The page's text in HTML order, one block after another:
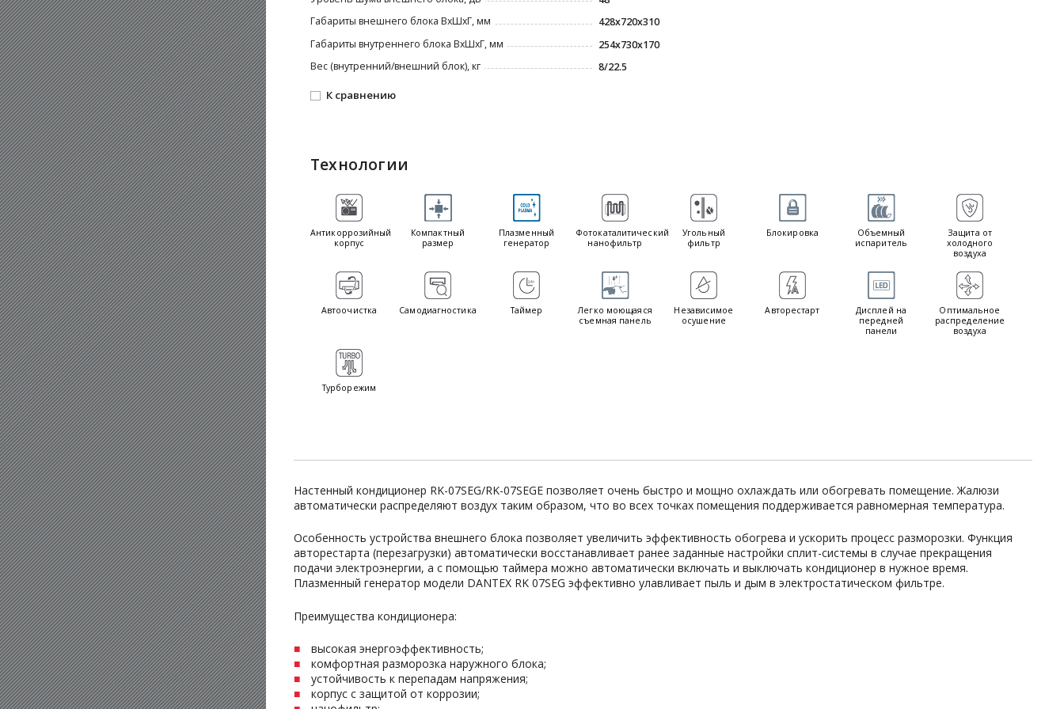
Габариты внешнего блока ВxШxГ, мм
428х720х310
Габариты внутреннего блока ВxШxГ, мм
254x730x170
Вес (внутренний/внешний блок), кг
8/22.5
К сравнению
Технологии
Антикоррозийный
корпус
Компактный
размер
Плазменный
генератор
Фотокаталитический
нанофильтр
Угольный
фильтр
Блокировка
Объемный
испаритель
Защита от
холодного
воздуха
Автоочистка Самодиагностика Таймер
Легко моющаяся
съемная панель
Независимое
осушение
Авторестарт
Дисплей на
передней
панели
Оптимальное
распределение
воздуха
Турборежим
Настенный кондиционер RK-07SEG/RK-07SEGE позволяет очень быстро и мощно охлаждать или обогревать помещение. Жалюзи
автоматически распределяют воздух таким образом, что во всех точках помещения поддерживается равномерная температура.
Особенность устройства внешнего блока позволяет увеличить эффективность обогрева и ускорить процесс разморозки. Функция
авторестарта (перезагрузки) автоматически восстанавливает ранее заданные настройки сплит-системы в случае прекращения
подачи электроэнергии, а с помощью таймера можно автоматически включать и выключать кондиционер в нужное время.
Плазменный генератор модели DANTEX RK 07SEG эффективно улавливает пыль и дым в электростатическом фильтре.
Преимущества кондиционера:
высокая энергоэффективность;
комфортная разморозка наружного блока;
устойчивость к перепадам напряжения;
корпус с защитой от коррозии;